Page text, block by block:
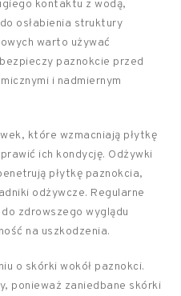
kontaktu z wodą,
osłabienia struktury
warto używać
paznokcie przed
i nadmiernym
które wzmacniają płytkę
ich kondycję. Odżywki
płytkę paznokcia,
odżywcze. Regularne
zdrowszego wyglądu
na uszkodzenia.
o skórki wokół paznokci.
ponieważ zaniedbane skórki